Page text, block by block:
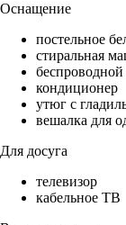
Оснащение
постельное
стиральная
кондиционер
утюг с
вешалка для
Для досуга
телевизор
кабельное ТВ